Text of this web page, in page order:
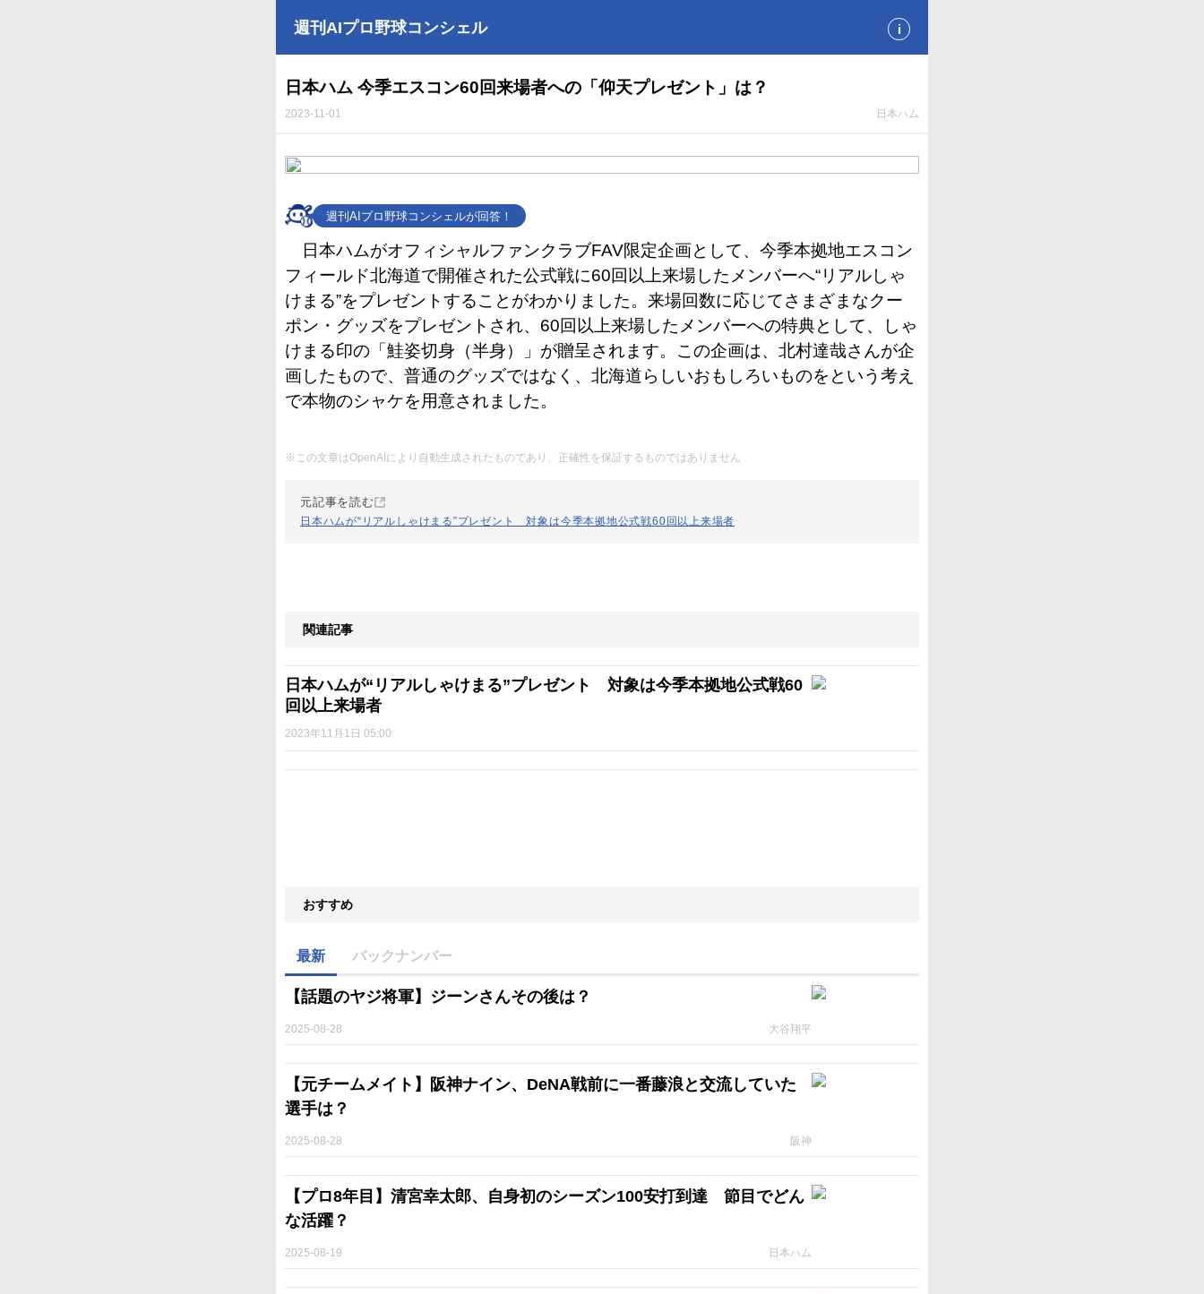
週刊AIプロ野球コンシェル i
日本ハム 今季エスコン60回来場者への「仰天プレゼント」は？
2023-11-01 日本ハム
週刊AIプロ野球コンシェルが回答！
日本ハムがオフィシャルファンクラブFAV限定企画として、今季本拠地エスコン
フィールド北海道で開催された公式戦に60回以上来場したメンバーへ“リアルしゃ
けまる”をプレゼントすることがわかりました。来場回数に応じてさまざまなクー
ポン・グッズをプレゼントされ、60回以上来場したメンバーへの特典として、しゃ
けまる印の「鮭姿切身（半身）」が贈呈されます。この企画は、北村達哉さんが企
画したもので、普通のグッズではなく、北海道らしいおもしろいものをという考え
で本物のシャケを用意されました。
※この文章はOpenAIにより自動生成されたものであり、正確性を保証するものではありません
元記事を読む
日本ハムが“リアルしゃけまる”プレゼント 対象は今季本拠地公式戦60回以上来場者
関連記事
日本ハムが“リアルしゃけまる”プレゼント 対象は今季本拠地公式戦60
回以上来場者
2023年11月1日 05:00
おすすめ
最新 バックナンバー
【話題のヤジ将軍】ジーンさんその後は？
大谷翔平
2025-08-28
【元チームメイト】阪神ナイン、DeNA戦前に一番藤浪と交流していた
選手は？
阪神
2025-08-28
【プロ8年目】清宮幸太郎、自身初のシーズン100安打到達 節目でどん
な活躍？
日本ハム
2025-08-19